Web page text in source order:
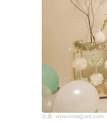
出典: www.instagram.com